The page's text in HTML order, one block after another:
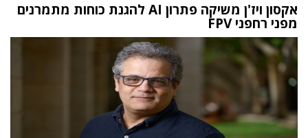
אקסון ויז'ן משיקה פתרון AI להגנת כוחות מתמרנים
מפני רחפני FPV